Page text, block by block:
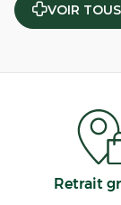
VOIR
Retrait